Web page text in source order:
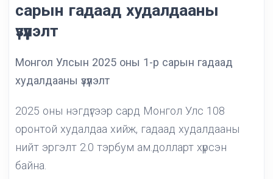
сарын гадаад худалдааны
үзүүлэлт
Монгол Улсын 2025 оны 1-р сарын гадаад
худалдааны үзүүлэлт
2025 оны нэгдүгээр сард Монгол Улс 108
оронтой худалдаа хийж, гадаад худалдааны
нийт эргэлт 2.0 тэрбум ам.долларт хүрсэн
байна.